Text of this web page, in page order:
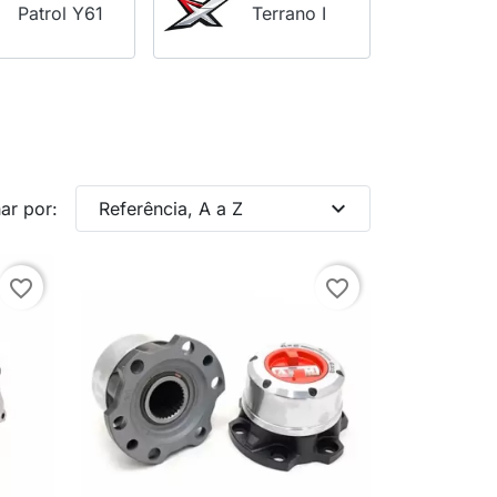
Patrol Y61 Terrano I
por: Referência, A a Z expand_more
favorite_border favorite_border